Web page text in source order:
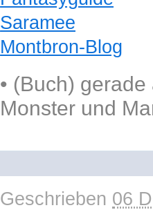
Saramee
Montbron-Blog
• (Buch) gerade
Monster und
Geschrieben 06